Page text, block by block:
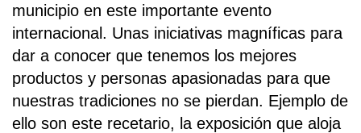
municipio en este importante evento
internacional. Unas iniciativas magníficas para
dar a conocer que tenemos los mejores
productos y personas apasionadas para que
nuestras tradiciones no se pierdan. Ejemplo de
ello son este recetario, la exposición que aloja